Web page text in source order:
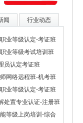
闻 行业动态
业等级认定-考证班
业等级考试培训班
员认定考证班
网络远程班-机考班
业等级认定-考证班
处置专业认证-注册班
等级上岗培训-综合